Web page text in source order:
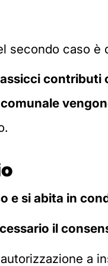
secondo caso è
contributi
e si abita in
il
a